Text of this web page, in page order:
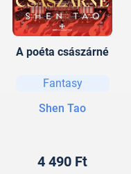
A poéta császárné
Fantasy
Shen Tao
4 490 Ft